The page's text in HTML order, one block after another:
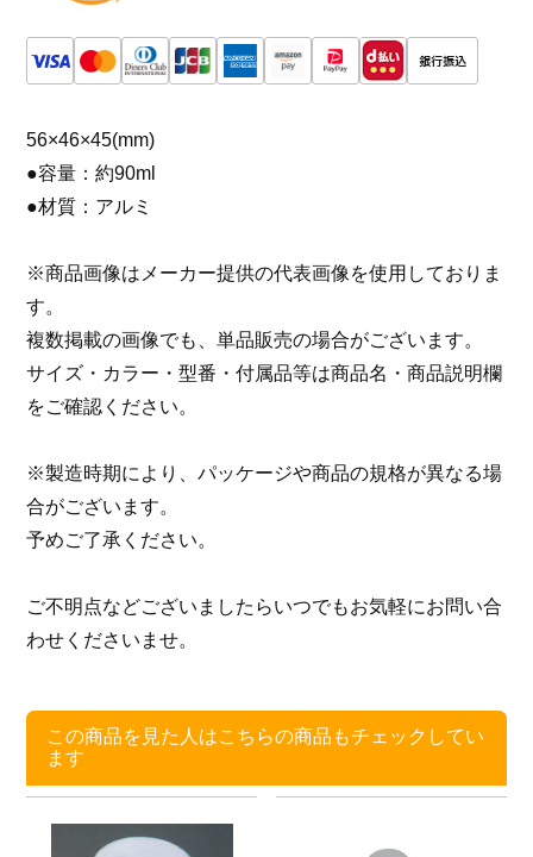
56×46×45(mm)
●容量：約90ml
●材質：アルミ
※商品画像はメーカー提供の代表画像を使用しておりま
す。
複数掲載の画像でも、単品販売の場合がございます。
サイズ・カラー・型番・付属品等は商品名・商品説明欄
をご確認ください。
※製造時期により、パッケージや商品の規格が異なる場
合がございます。
予めご了承ください。
ご不明点などございましたらいつでもお気軽にお問い合
わせくださいませ。
この商品を見た人はこちらの商品もチェックしてい
ます